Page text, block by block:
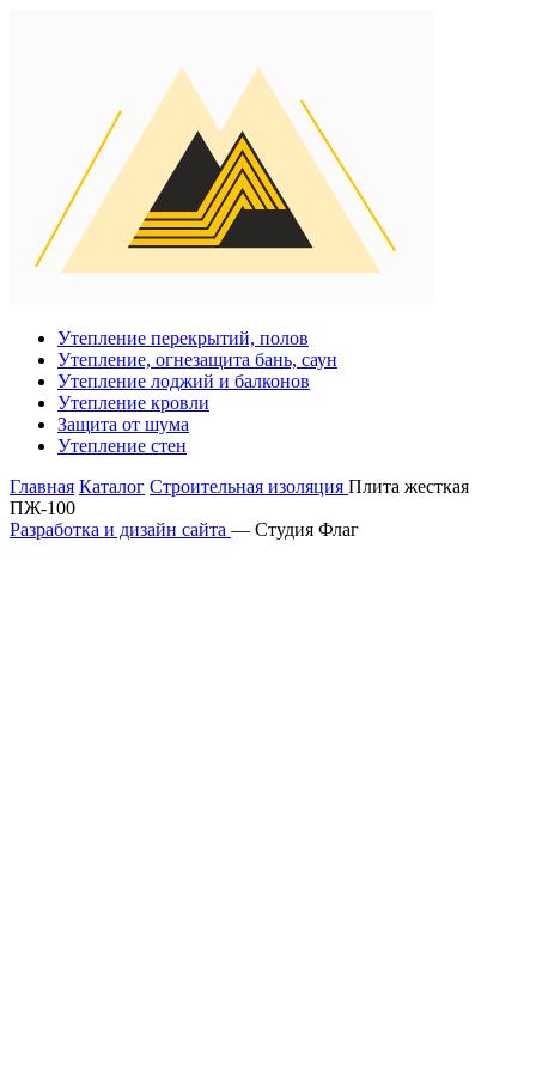
Утепление перекрытий, полов
Утепление, огнезащита бань, саун
Утепление лоджий и балконов
Утепление кровли
Защита от шума
Утепление стен
Главная Каталог Строительная изоляция Плита жесткая
ПЖ-100
Разработка и дизайн сайта — Студия Флаг